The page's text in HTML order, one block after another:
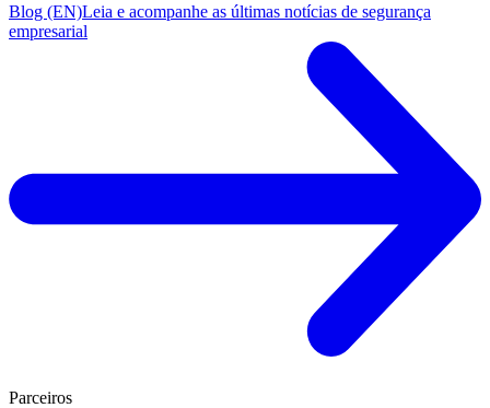
Blog (EN)Leia e acompanhe as últimas notícias de segurança
empresarial
Parceiros